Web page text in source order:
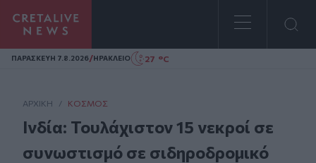
Homepage
ΠΑΡΑΣΚΕΥΗ 7.8.2026/ΗΡΑΚΛΕΙΟ 27 °C
ΑΡΧΙΚΗ / ΚΌΣΜΟΣ
Ινδία: Τουλάχιστον 15 νεκροί σε
συνωστισμό σε σιδηροδρομικό